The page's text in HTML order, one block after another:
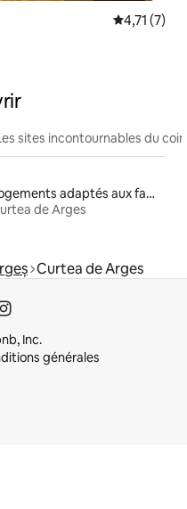
Note
4,71 (7)
sites incontournables du coin
Logements adaptés aux familles à louer
de Arges
Curtea de Arges
Inc.
générales